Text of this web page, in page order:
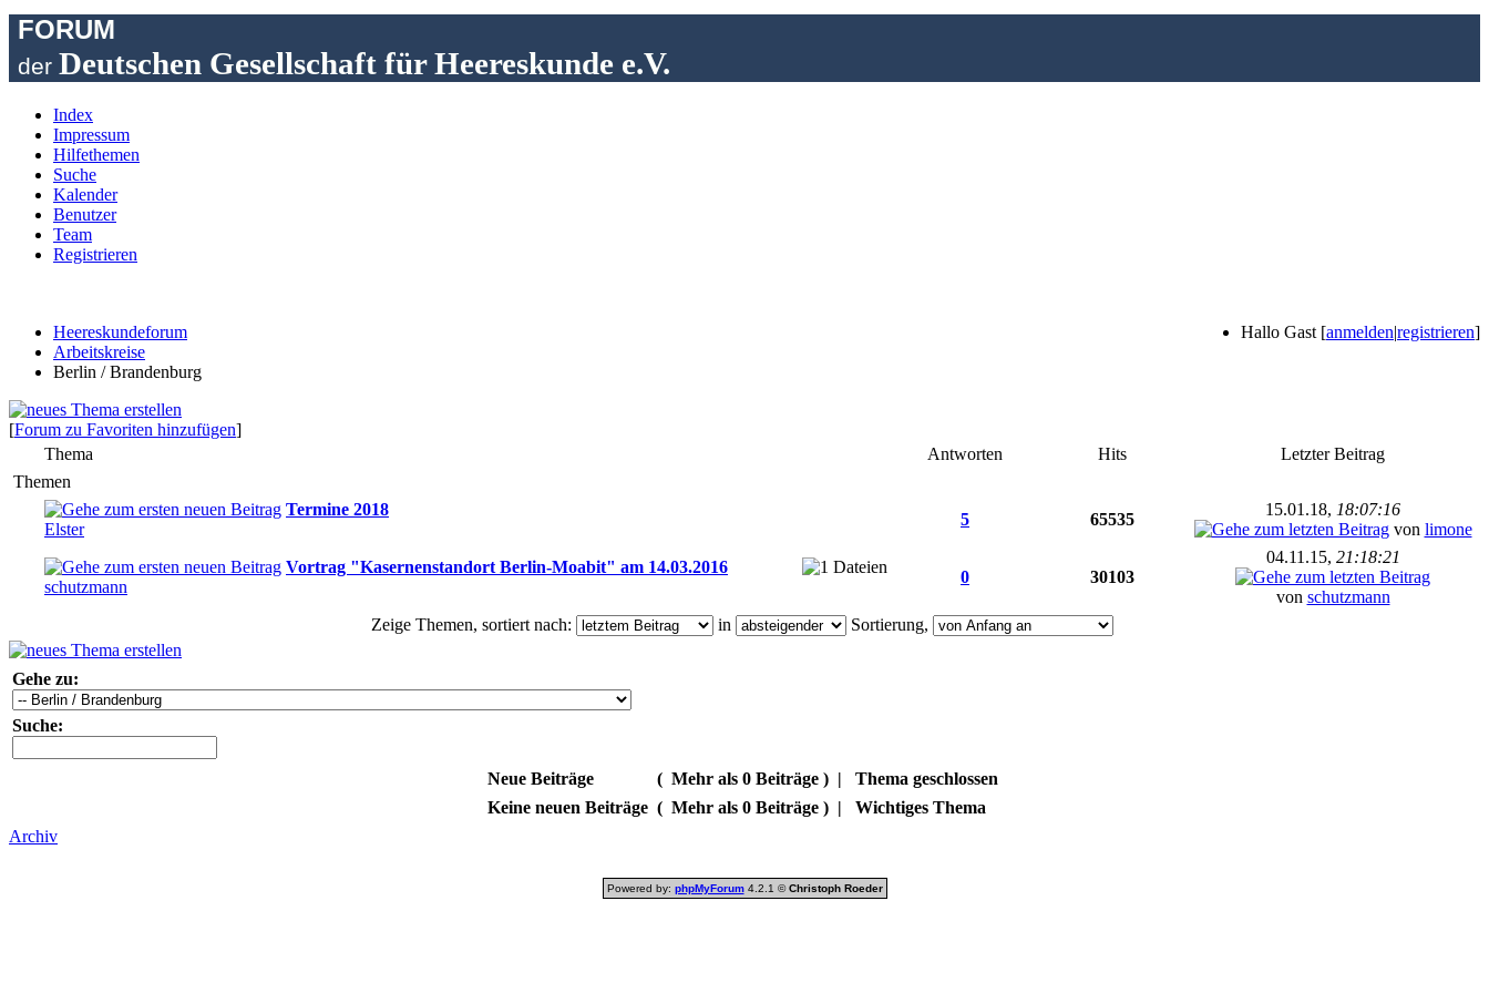
FORUM
der Deutschen Gesellschaft für Heereskunde e.V.
Index
Impressum
Hilfethemen
Suche
Kalender
Benutzer
Team
Registrieren
Hallo Gast [anmelden|registrieren]
Heereskundeforum
Arbeitskreise
Berlin / Brandenburg
[Forum zu Favoriten hinzufügen]
Thema
Antworten Hits
Letzter Beitrag
Themen
Termine 2018
Elster
5 65535
15.01.18, 18:07:16
von limone
Vortrag "Kasernenstandort Berlin-Moabit" am 14.03.2016
schutzmann
0 30103
04.11.15, 21:18:21
von schutzmann
Zeige Themen, sortiert nach:
in Sortierung,
Gehe zu:
Suche:
Neue Beiträge ( Mehr als 0 Beiträge ) |
Thema geschlossen
Keine neuen Beiträge ( Mehr als 0 Beiträge ) |
Wichtiges Thema
Archiv
Powered by: phpMyForum4.2.1 ©Christoph Roeder